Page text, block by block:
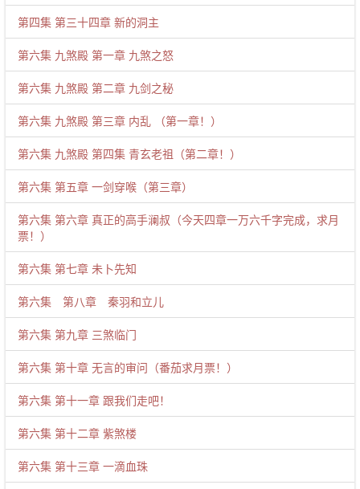
第四集 第三十四章 新的洞主
第六集 九煞殿 第一章 九煞之怒
第六集 九煞殿 第二章 九剑之秘
第六集 九煞殿 第三章 内乱 （第一章！）
第六集 九煞殿 第四集 青玄老祖（第二章！）
第六集 第五章 一剑穿喉（第三章）
第六集 第六章 真正的高手澜叔（今天四章一万六千字完成，求月
票！）
第六集 第七章 未卜先知
第六集 第八章 秦羽和立儿
第六集 第九章 三煞临门
第六集 第十章 无言的审问（番茄求月票！）
第六集 第十一章 跟我们走吧！
第六集 第十二章 紫煞楼
第六集 第十三章 一滴血珠